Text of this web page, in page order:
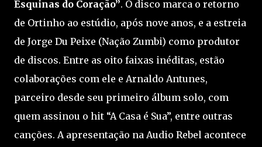
Esquinas do Coração”. O disco marca o retorno
de Ortinho ao estúdio, após nove anos, e a estreia
de Jorge Du Peixe (Nação Zumbi) como produtor
de discos. Entre as oito faixas inéditas, estão
colaborações com ele e Arnaldo Antunes,
parceiro desde seu primeiro álbum solo, com
quem assinou o hit “A Casa é Sua”, entre outras
canções. A apresentação na Audio Rebel acontece